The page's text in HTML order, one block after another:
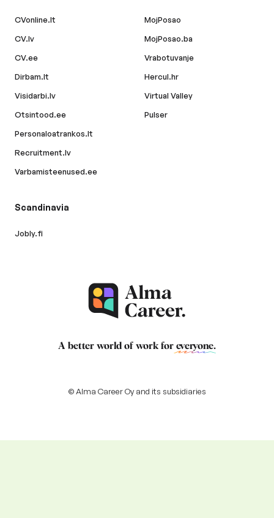
CVonline.lt
CV.lv
CV.ee
Dirbam.lt
Visidarbi.lv
Otsintood.ee
Personaloatrankos.lt
Recruitment.lv
Varbamisteenused.ee
MojPosao
MojPosao.ba
Vrabotuvanje
Hercul.hr
Virtual Valley
Pulser
Scandinavia
Jobly.fi
A better world of work for everyone.
© Alma Career Oy and its subsidiaries